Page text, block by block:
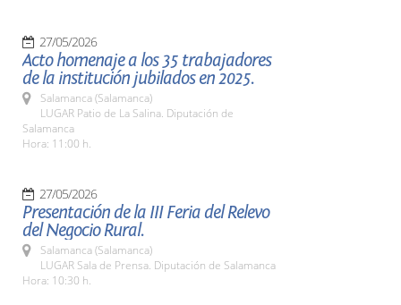
27/05/2026
Acto homenaje a los 35 trabajadores
de la institución jubilados en 2025.
Salamanca (Salamanca)
LUGAR Patio de La Salina. Diputación de
Salamanca
Hora: 11:00 h.
27/05/2026
Presentación de la III Feria del Relevo
del Negocio Rural.
Salamanca (Salamanca)
LUGAR Sala de Prensa. Diputación de Salamanca
Hora: 10:30 h.